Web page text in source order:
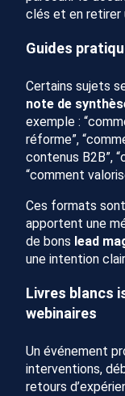
clés et en retirer
Guides
Certains sujets
note de
exemple :
réforme”,
contenus B2B”,
“comment
Ces formats
apportent une
de bons lead
une intention
Livres blancs
webinaires
Un événement
interventions,
retours